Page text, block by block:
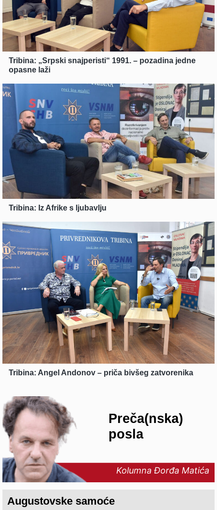
Tribina: „Srpski snajperisti“ 1991. – pozadina jedne
opasne laži
Tribina: Iz Afrike s ljubavlju
Tribina: Angel Andonov – priča bivšeg zatvorenika
Preča(nska)
posla
Kolumna Đorđa Matića
Augustovske samoće